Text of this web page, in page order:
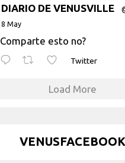
DIARIO DE VENUSVILLE
8 May
Comparte esto no?
Twitter
Load More
VENUSFACEBOOK